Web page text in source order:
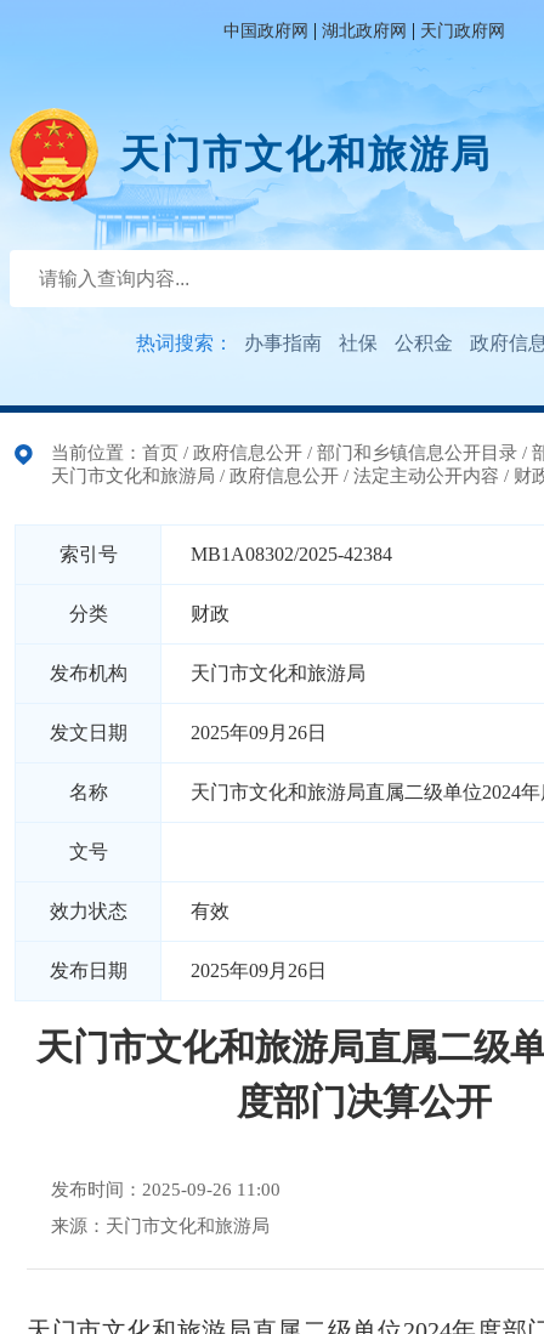
中国政府网 | 湖北政府网 | 天门政府网
天门市文化和旅游局
热词搜索： 办事指南 社保 公积金 政府信
当前位置： 首页 / 政府信息公开 / 部门和乡镇信息公开目录 /
天门市文化和旅游局 / 政府信息公开 / 法定主动公开内容 / 财
索引号 MB1A08302/2025-42384
分类 财政
发布机构 天门市文化和旅游局
发文日期 2025年09月26日
名称 天门市文化和旅游局直属二级单位2024
文号
效力状态 有效
发布日期 2025年09月26日
天门市文化和旅游局直属二级
度部门决算公开
发布时间：2025-09-26 11:00
来源：天门市文化和旅游局